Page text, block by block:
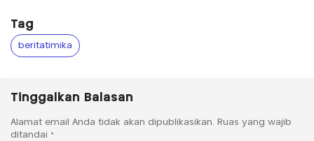
Tag
beritatimika
Tinggalkan Balasan
Alamat email Anda tidak akan dipublikasikan. Ruas yang wajib
ditandai *